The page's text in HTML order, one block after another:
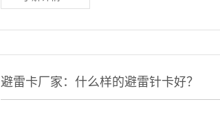
避雷卡厂家：什么样的避雷针卡好？